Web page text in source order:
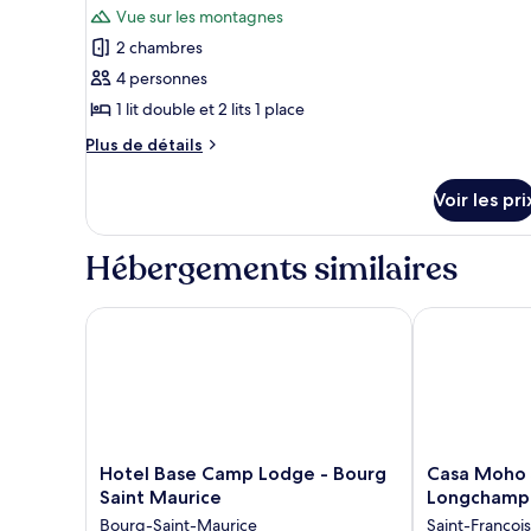
Chambre
Confort
(2
pers.)
les
photos
pour
ce
type
de
Appartement
Duplex,
2
(5
Vue sur les montagnes
2 chambres
4 personnes
1 lit double et 2 lits 1 place
Plus de détails
Plus
le
type
de
Appartement
Voir les
Hébergements similaires
Hotel
Base
Hotel Base Camp Lodge - Bourg
Saint Maurice
Bourg-Saint-Maurice
Hotel Base Camp Lodge - Bourg Saint Maurice
Casa
Moho
Saint-
Casa
Saint-
Casa Moho